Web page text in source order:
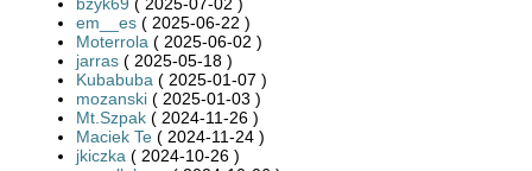
em__es ( 2025-06-22 )
Moterrola ( 2025-06-02 )
jarras ( 2025-05-18 )
Kubabuba ( 2025-01-07 )
mozanski ( 2025-01-03 )
Mt.Szpak ( 2024-11-26 )
Maciek Te ( 2024-11-24 )
jkiczka ( 2024-10-26 )